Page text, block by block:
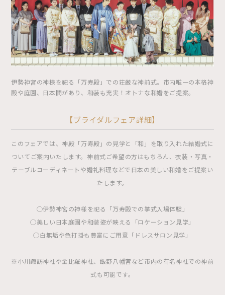
伊勢神宮の神様を祀る「万寿殿」での荘厳な神前式。市内唯一の本格神
殿や庭園、日本間があり、和装も充実！オトナな和婚をご提案。
【ブライダルフェア詳細】
このフェアでは、神殿「万寿殿」の見学と「和」を取り入れた結婚式に
ついてご案内いたします。神前式ご希望の方はもちろん、衣装・写真・
テーブルコーディネートや婚礼料理などで日本の美しい和婚をご提案い
たします。
◯伊勢神宮の神様を祀る「万寿殿での挙式入場体験」
◯美しい日本庭園や和装姿が映える「ロケーション見学」
◯白無垢や色打掛も豊富にご用意「ドレスサロン見学」
※小川諏訪神社や金比羅神社、飯野八幡宮など市内の有名神社での神前
式も可能です。